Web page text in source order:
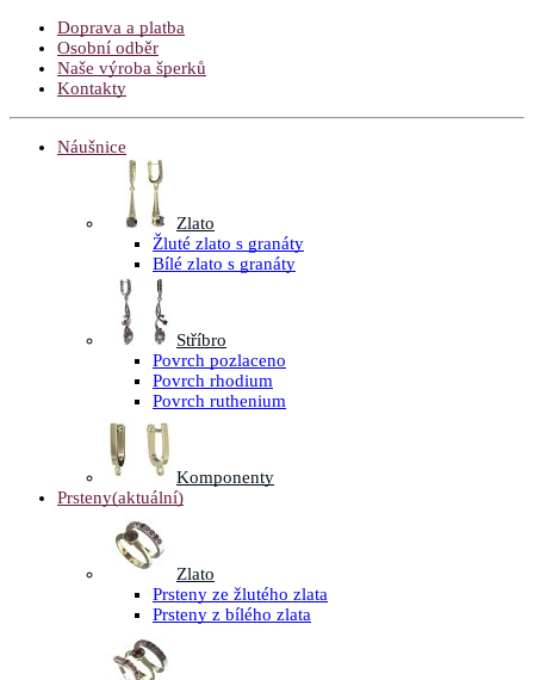
Doprava a platba
Osobní odběr
Naše výroba šperků
Kontakty
Náušnice
Zlato
Žluté zlato s granáty
Bílé zlato s granáty
Stříbro
Povrch pozlaceno
Povrch rhodium
Povrch ruthenium
Komponenty
Prsteny(aktuální)
Zlato
Prsteny ze žlutého zlata
Prsteny z bílého zlata